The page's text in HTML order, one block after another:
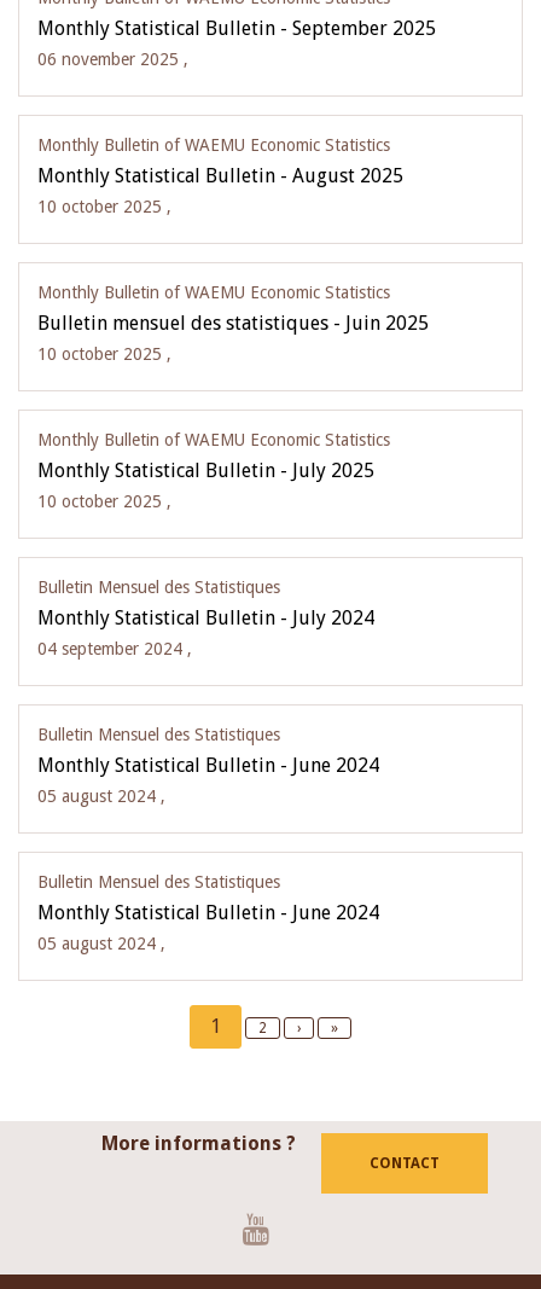
Monthly Statistical Bulletin - September 2025
06 november 2025 ,
Monthly Bulletin of WAEMU Economic Statistics
Monthly Statistical Bulletin - August 2025
10 october 2025 ,
Monthly Bulletin of WAEMU Economic Statistics
Bulletin mensuel des statistiques - Juin 2025
10 october 2025 ,
Monthly Bulletin of WAEMU Economic Statistics
Monthly Statistical Bulletin - July 2025
10 october 2025 ,
Bulletin Mensuel des Statistiques
Monthly Statistical Bulletin - July 2024
04 september 2024 ,
Bulletin Mensuel des Statistiques
Monthly Statistical Bulletin - June 2024
05 august 2024 ,
Bulletin Mensuel des Statistiques
Monthly Statistical Bulletin - June 2024
05 august 2024 ,
Current
page
1 Page
2
Next
›
Last
»
More informations ?
CONTACT